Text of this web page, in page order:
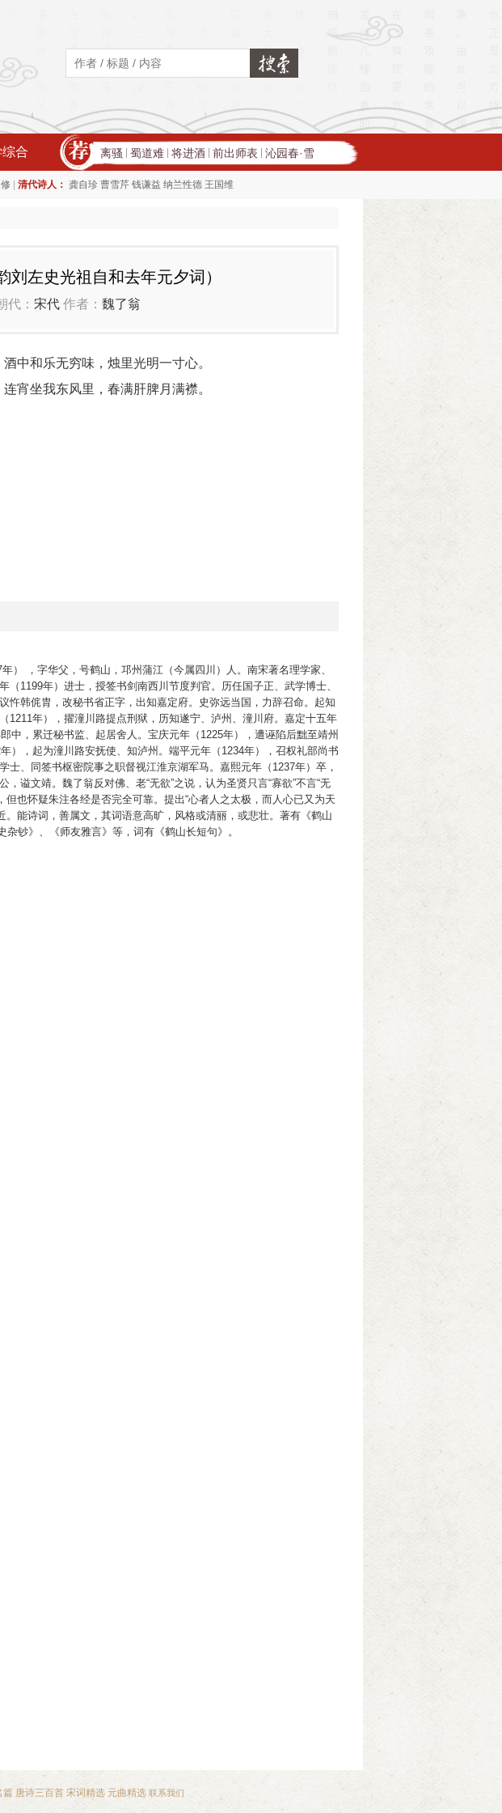
合 离骚 蜀道难 将进酒 前出师表 沁园春·雪
清代诗人： 龚自珍 曹雪芹 钱谦益 纳兰性德 王国维
刘左史光祖自和去年元夕词）
代： 宋代 作者： 魏了翁
中和乐无穷味，烛里光明一寸心。
宵坐我东风里，春满肝脾月满襟。
） ，字华父，号鹤山，邛州蒲江（今属四川）人。南宋著名理学家、
（1199年）进士，授签书剑南西川节度判官。历任国子正、武学博士、
忤韩侂胄，改秘书省正字，出知嘉定府。史弥远当国，力辞召命。起知
1211年），擢潼川路提点刑狱，历知遂宁、泸州、潼川府。嘉定十五年
郎中，累迁秘书监、起居舍人。宝庆元年（1225年），遭诬陷后黜至靖州
），起为潼川路安抚使、知泸州。端平元年（1234年），召权礼部尚书
士、同签书枢密院事之职督视江淮京湖军马。嘉熙元年（1237年）卒，
，谥文靖。魏了翁反对佛、老“无欲”之说，认为圣贤只言“寡欲”不言“无
但也怀疑朱注各经是否完全可靠。提出“心者人之太极，而人心已又为天
。能诗词，善属文，其词语意高旷，风格或清丽，或悲壮。著有《鹤山
钞》、《师友雅言》等，词有《鹤山长短句》。
篇 唐诗三百首 宋词精选 元曲精选 联系我们